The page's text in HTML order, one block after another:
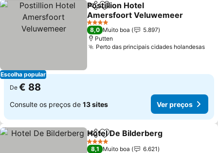
Escolha popular
PartilharAdicionar aos favoritos
Postillion Hotel
Amersfoort Veluwemeer
Ver preços
4 Estrelas
8,0 Muito boa
5.897
Putten
Perto das principais cidades holandesas
De € 88
Consulte os preços de 13 sites Ver preços
PartilharAdicionar aos favoritos
Hotel De Bilderberg
4 Estrelas
8,1 Muito boa
6.621